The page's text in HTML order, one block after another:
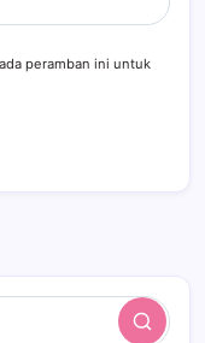
peramban ini untuk
Search